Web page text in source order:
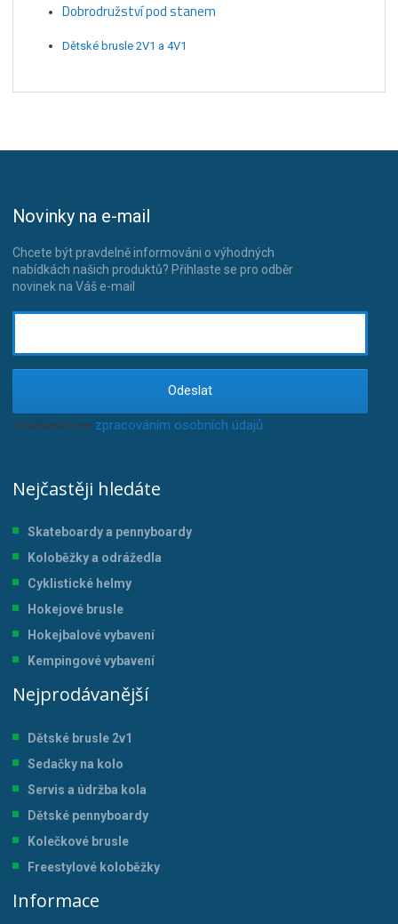
Dobrodružství pod stanem
Dětské brusle 2V1 a 4V1
Novinky na e-mail
Chcete být pravdelně informováni o výhodných
nabídkách našich produktů? Přihlaste se pro odběr
novinek na Váš e-mail
Odeslat
Souhlasím se zpracováním osobních údajů.
Nejčastěji hledáte
Skateboardy a pennyboardy
Koloběžky a odrážedla
Cyklistické helmy
Hokejové brusle
Hokejbalové vybavení
Kempingové vybavení
Nejprodávanější
Dětské brusle 2v1
Sedačky na kolo
Servis a údržba kola
Dětské pennyboardy
Kolečkové brusle
Freestylové koloběžky
Informace